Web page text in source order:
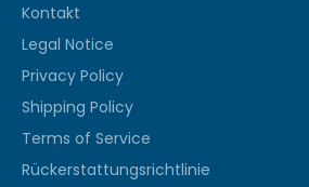
Kontakt
Legal Notice
Privacy Policy
Shipping Policy
Terms of Service
Rückerstattungsrichtlinie